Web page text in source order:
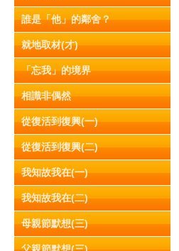
誰是「他」的鄰舍？
就地取材(才)
「忘我」的境界
相識非偶然
從復活到復興(一)
從復活到復興(二)
我知故我在(一)
我知故我在(二)
母親節默想(三)